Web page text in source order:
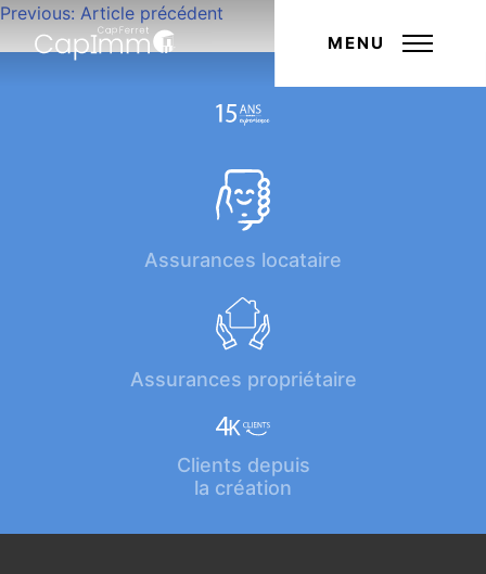
MENU
Navigation
de
Previous: Article précédent
Assurances locataire
Assurances propriétaire
Clients depuis
la création